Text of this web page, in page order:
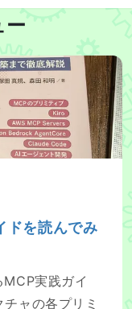
でみて
ドを読んでみ
実践ガイ
ャの各プリミ